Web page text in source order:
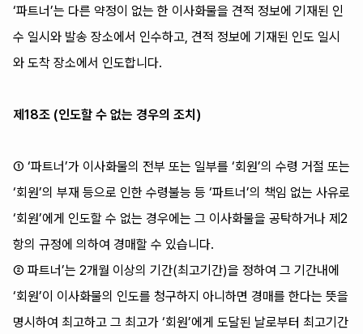
‘파트너’는 다른 약정이 없는 한 이사화물을 견적 정보에 기재된 인
수 일시와 발송 장소에서 인수하고, 견적 정보에 기재된 인도 일시
와 도착 장소에서 인도합니다.
제18조 (인도할 수 없는 경우의 조치)
① ‘파트너’가 이사화물의 전부 또는 일부를 ‘회원’의 수령 거절 또는
‘회원’의 부재 등으로 인한 수령불능 등 ‘파트너’의 책임 없는 사유로
‘회원’에게 인도할 수 없는 경우에는 그 이사화물을 공탁하거나 제2
항의 규정에 의하여 경매할 수 있습니다.
② 파트너’는 2개월 이상의 기간(최고기간)을 정하여 그 기간내에
‘회원’이 이사화물의 인도를 청구하지 아니하면 경매를 한다는 뜻을
명시하여 최고하고 그 최고가 ‘회원’에게 도달된 날로부터 최고기간